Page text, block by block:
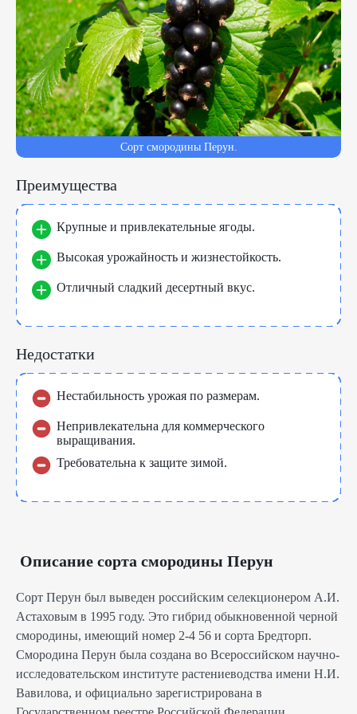
Сорт смородины Перун.
Преимущества
Крупные и привлекательные ягоды.
Высокая урожайность и жизнестойкость.
Отличный сладкий десертный вкус.
Недостатки
Нестабильность урожая по размерам.
Непривлекательна для коммерческого
выращивания.
Требовательна к защите зимой.
Описание сорта смородины Перун
Сорт Перун был выведен российским селекционером А.И.
Астаховым в 1995 году. Это гибрид обыкновенной черной
смородины, имеющий номер 2-4 56 и сорта Бредторп.
Смородина Перун была создана во Всероссийском научно-
исследовательском институте растениеводства имени Н.И.
Вавилова, и официально зарегистрирована в